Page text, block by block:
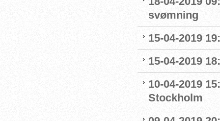
svømning
15-04-2019
15-04-2019
10-04-2019
Stockholm